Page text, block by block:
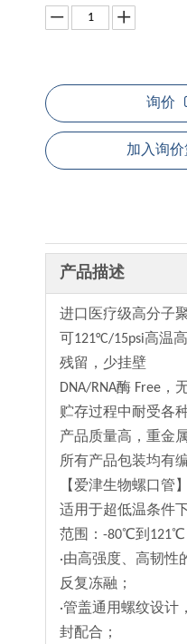
询价
加入询价
产品描述
进口医疗级高分子
可121°C/15psi高温
残留，少挂壁
DNA/RNA酶 Free
贮存过程中耐受各
产品质量高，重金
所有产品包装均有
【爱津生物螺口管】
适用于超低温条件
范围：-80℃到121℃
·由高强度、高韧性
反复冻融；
·管盖通用螺纹设计
封配合；